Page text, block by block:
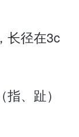
长径在3c
、趾）